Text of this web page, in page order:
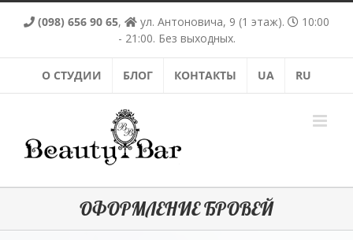
Skip
(098) 656 90 65, ул. Антоновича, 9 (1 этаж).
10:00
- 21:00. Без выходных.
О СТУДИИ БЛОГ КОНТАКТЫ UA RU
ОФОРМЛЕНИЕ БРОВЕЙ